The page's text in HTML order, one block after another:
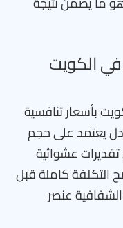
الكويت
بأسعار تنافسية
يعتمد على حجم
عشوائية
التكلفة كاملة قبل
عنصر